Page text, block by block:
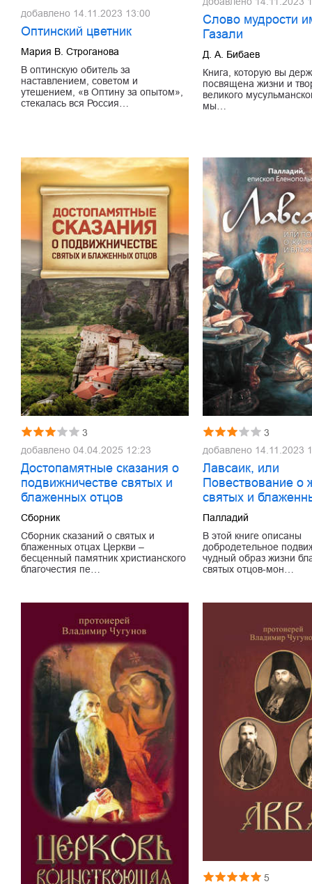
добавлено 14.11.2023 13:00
Оптинский цветник
Мария В. Строганова
В оптинскую обитель за
наставлением, советом и
утешением, «в Оптину за опытом»,
стекалась вся Россия…
Слово мудрости
Газали
Д. А. Бибаев
Книга, которую вы
посвящена жизни и
великого
мы…
3
добавлено 04.04.2025 12:23
Достопамятные сказания о
подвижничестве святых и
блаженных отцов
Сборник
Сборник сказаний о святых и
блаженных отцах Церкви –
бесценный памятник христианского
благочестия пе…
3
добавлено 14.11.2023
Лавсаик, или
Повествование о
святых и
Палладий
В этой книге описаны
добродетельное
чудный образ жизни
святых отцов-мон…
5